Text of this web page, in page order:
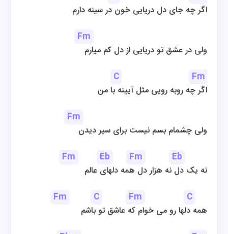
اگر چه جای دل دریایی خون در سینه دارم
Fm
ولی در عشق تو دریایی از دل کم میارم
C
Fm
اگر چه روبه رویی مثل آیینه با من
Fm
ولی چشمام بسم نیست برای سیر دیدن
Fm
Eb Fm
Eb
نه یک دل نه هزار دل همه دلهای عالم
Fm
C Fm
C
همه دلها رو می خوام که عاشق تو باشم